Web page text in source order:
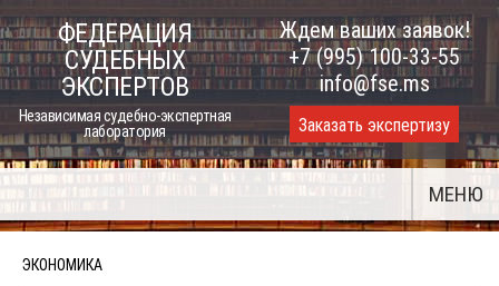
Skip
to
content
ФЕДЕРАЦИЯ
СУДЕБНЫХ
ЭКСПЕРТОВ
Независимая судебно-экспертная
лаборатория
Ждем ваших заявок!
+7 (995) 100-33-55
info@fse.ms
Заказать экспертизу
МЕНЮ
ЭКОНОМИКА